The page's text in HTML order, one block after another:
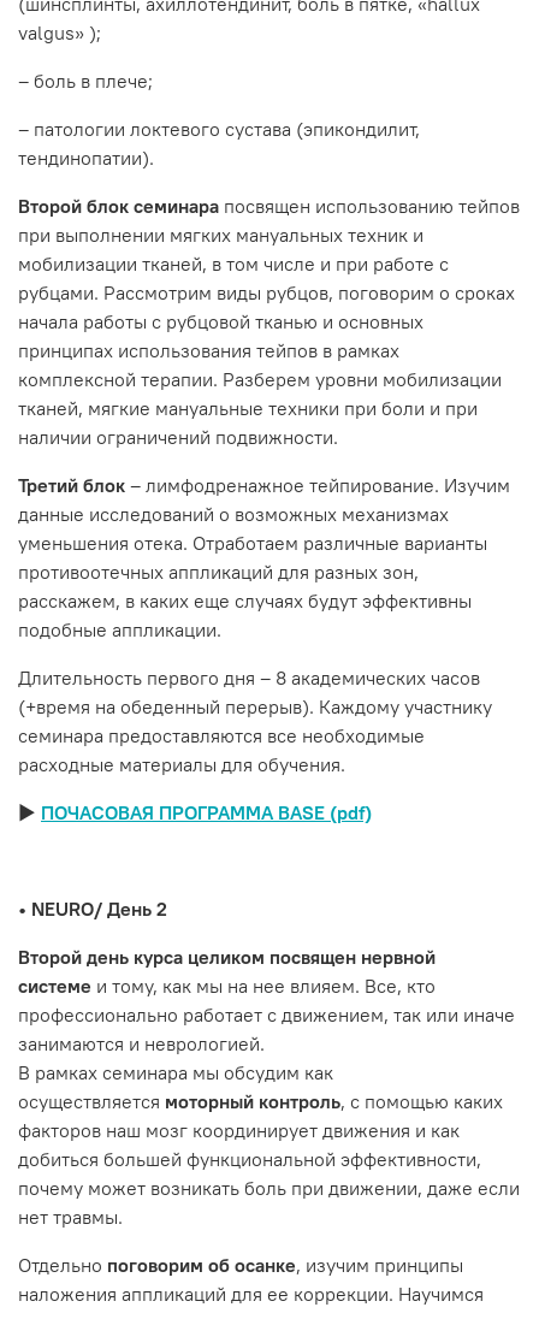
valgus» );
– боль в плече;
– патологии локтевого сустава (эпикондилит,
тендинопатии).
Второй блок семинара посвящен использованию тейпов
при выполнении мягких мануальных техник и
мобилизации тканей, в том числе и при работе с
рубцами. Рассмотрим виды рубцов, поговорим о сроках
начала работы с рубцовой тканью и основных
принципах использования тейпов в рамках
комплексной терапии. Разберем уровни мобилизации
тканей, мягкие мануальные техники при боли и при
наличии ограничений подвижности.
Третий блок – лимфодренажное тейпирование. Изучим
данные исследований о возможных механизмах
уменьшения отека. Отработаем различные варианты
противоотечных аппликаций для разных зон,
расскажем, в каких еще случаях будут эффективны
подобные аппликации.
Длительность первого дня – 8 академических часов
(+время на обеденный перерыв). Каждому участнику
семинара предоставляются все необходимые
расходные материалы для обучения.
► ПОЧАСОВАЯ ПРОГРАММА BASE (pdf)
• NEURO/ День 2
Второй день курса целиком посвящен нервной
системе и тому, как мы на нее влияем. Все, кто
профессионально работает с движением, так или иначе
занимаются и неврологией.
В рамках семинара мы обсудим как
осуществляется моторный контроль, с помощью каких
факторов наш мозг координирует движения и как
добиться большей функциональной эффективности,
почему может возникать боль при движении, даже если
нет травмы.
Отдельно поговорим об осанке, изучим принципы
наложения аппликаций для ее коррекции. Научимся